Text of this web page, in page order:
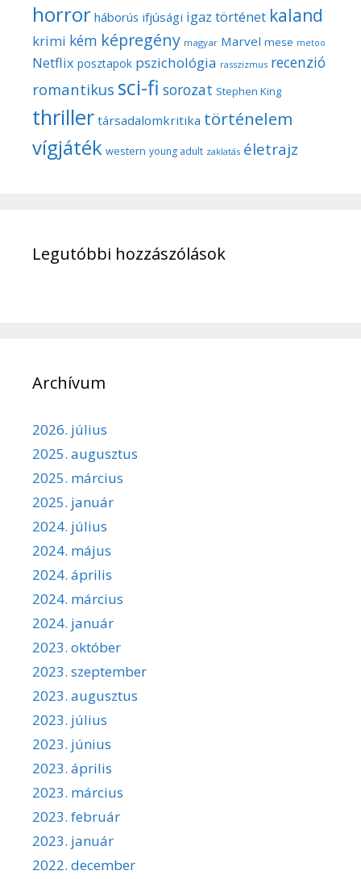
horror háborús ifjúsági igaz történet kaland
krimi kém képregény magyar Marvel mese metoo
Netflix posztapok pszichológia rasszizmus recenzió
romantikus sci-fi sorozat Stephen King
thriller társadalomkritika történelem
vígjáték western young adult zaklatás életrajz
Legutóbbi hozzászólások
Archívum
2026. július
2025. augusztus
2025. március
2025. január
2024. július
2024. május
2024. április
2024. március
2024. január
2023. október
2023. szeptember
2023. augusztus
2023. július
2023. június
2023. április
2023. március
2023. február
2023. január
2022. december